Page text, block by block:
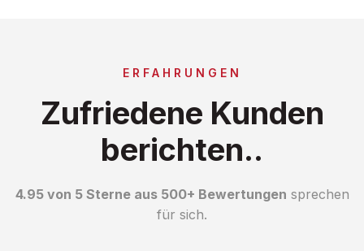
ERFAHRUNGEN
Zufriedene Kunden
berichten..
4.95 von 5 Sterne aus 500+ Bewertungen sprechen
für sich.